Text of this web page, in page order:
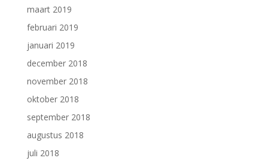
maart 2019
februari 2019
januari 2019
december 2018
november 2018
oktober 2018
september 2018
augustus 2018
juli 2018